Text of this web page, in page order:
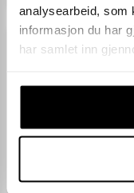
analysearbeid, som
informasjon du har
har samlet inn